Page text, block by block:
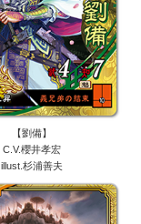
【劉備】
C.V.櫻井孝宏
illust.杉浦善夫